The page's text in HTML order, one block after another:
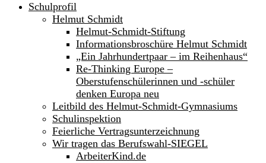
Gymnasium
Schulprofil
Helmut Schmidt
Helmut-Schmidt-Stiftung
Informationsbroschüre Helmut Schmidt
„Ein Jahrhundertpaar – im Reihenhaus“
Re-Thinking Europe –
Oberstufenschülerinnen und -schüler
denken Europa neu
Leitbild des Helmut-Schmidt-Gymnasiums
Schulinspektion
Feierliche Vertragsunterzeichnung
Wir tragen das Berufswahl-SIEGEL
ArbeiterKind.de